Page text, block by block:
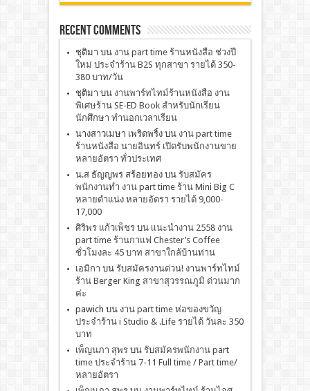
Recent Comments
ชุติมา บน งาน part time ร้านหนังสือ ช่วงปี
ใหม่ ประจำร้าน B2S ทุกสาขา รายได้ 350-
380 บาท/วัน
ชุติมา บน งานพาร์ทไทม์ร้านหนังสือ งาน
พิเศษร้าน SE-ED Book สำหรับนักเรียน
นักศึกษา ทำนอกเวลาเรียน
นางสาวเมษา เพริดพริ้งบน งาน part time
ร้านหนังสือ นายอินทร์ เปิดรับพนักงานขาย
หลายอัตรา ทั่วประเทศ
น.ส ธัญญพร สร้อยทองบน รับสมัคร
พนักงานทำ งาน part time ร้าน Mini Big C
หลายตำแน่ง หลายอัตรา รายได้ 9,000-
17,000
ศิริพร แก้วเพ็ชรบน เเนะนำงาน 2558 งาน
part time ร้านกาแฟ Chester’s Coffee
ชั่วโมงละ 45 บาท สาขาใกล้บ้านท่าน
เอมิกา บน รับสมัครงานด่วน! งานพาร์ทไทม์
ร้าน Berger King สาขาสุวรรณภูมิ ด่วนมาก
ค่ะ
pawich บน งาน part time ห่อของขวัญ
ประจำร้าน i Studio & .Life รายได้ วันละ 350
บาท
เพ็ญนภา สุพรบน รับสมัครพนักงาน part
time ประจำร้าน 7-11 Full time / Part time/
หลายอัตรา